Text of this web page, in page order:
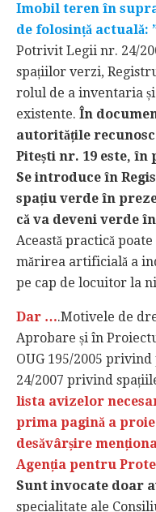
Imobil teren în
de folosință actuală:
Potrivit Legii nr. 24/
spațiilor verzi,
rolul de a inventaria
existente. În
autoritățile
Pitești nr. 19 este,
Se introduce în
spațiu verde în
că va deveni verde
Această practică
mărirea artificială a
pe cap de locuitor la
Dar ….Motivele de
Aprobare și în
OUG 195/2005
24/2007 privind
lista avizelor
prima pagină a
desăvârșire
Agenția pentru
Sunt invocate doar
specialitate ale